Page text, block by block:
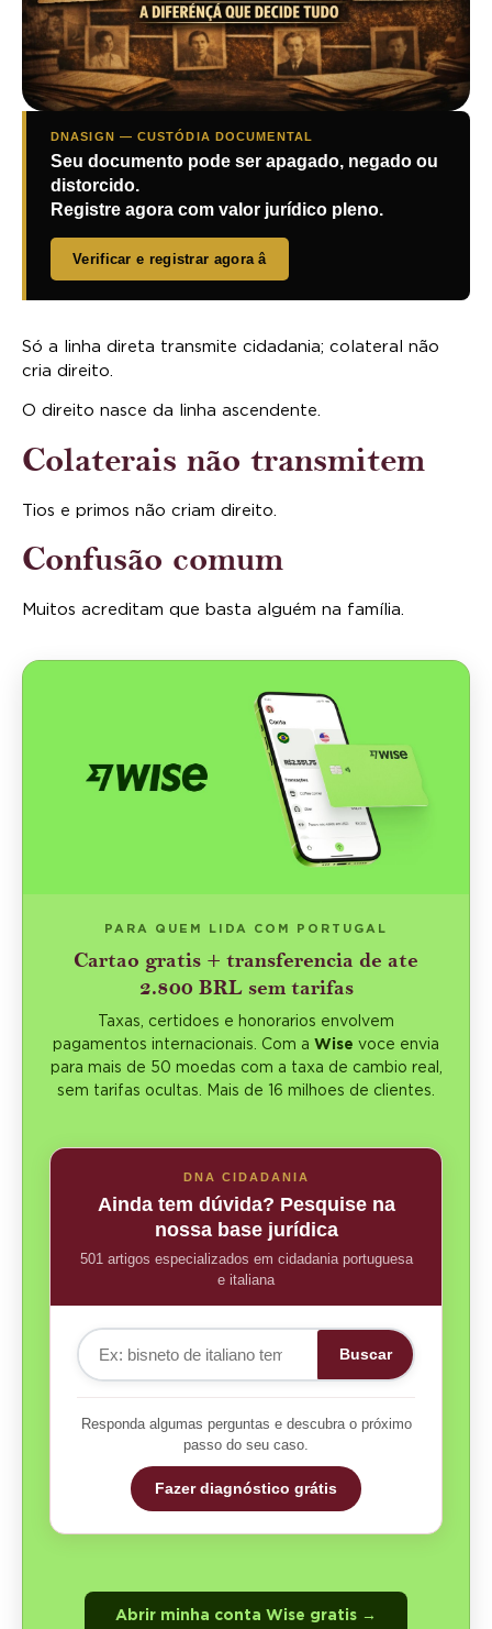
DNASIGN — CUSTÓDIA DOCUMENTAL
Seu documento pode ser apagado, negado ou
distorcido.
Registre agora com valor jurídico pleno.
Verificar e registrar agora â
Só a linha direta transmite cidadania; colateral não
cria direito.
O direito nasce da linha ascendente.
Colaterais não transmitem
Tios e primos não criam direito.
Confusão comum
Muitos acreditam que basta alguém na família.
PARA QUEM LIDA COM PORTUGAL
Cartao gratis + transferencia de ate
2.800 BRL sem tarifas
Taxas, certidoes e honorarios envolvem
pagamentos internacionais. Com a Wise voce envia
para mais de 50 moedas com a taxa de cambio real,
sem tarifas ocultas. Mais de 16 milhoes de clientes.
DNA CIDADANIA
Ainda tem dúvida? Pesquise na
nossa base jurídica
501 artigos especializados em cidadania portuguesa
e italiana
Buscar
Responda algumas perguntas e descubra o próximo
passo do seu caso.
Fazer diagnóstico grátis
Abrir minha conta Wise gratis →